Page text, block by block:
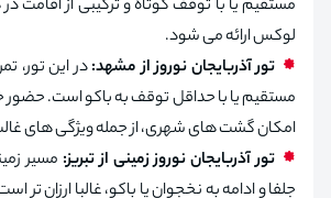
مستقیم یا با توقف کوتاه و ترکیبی از اقامت
لوکس ارائه می‌ شود.
تور آذربایجان نوروز از مشهد:در این تور،
مستقیم یا با حداقل توقف به باکو است.
امکان گشت‌ های شهری، از جمله ویژگی‌ های
تور آذربایجان نوروز زمینی از تبریز: مسیر
جلفا و ادامه به نخجوان یا باکو، غالبا ارزان‌